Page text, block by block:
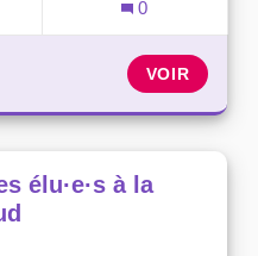
0
VOIR
élu·e·s à la